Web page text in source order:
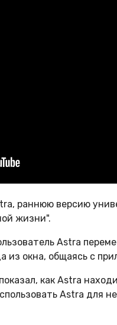
раннюю версию
жизни".
Astra
из окна, общаясь с
как Astra
Astra для